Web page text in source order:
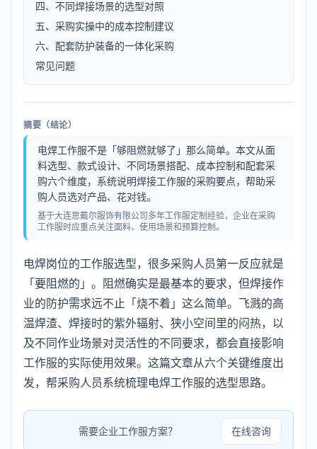
四、不同焊接场景的选型对照
五、采购实操中的成本控制建议
六、配套防护装备的一体化采购
常见问题
摘要（结论）
电焊工作服不是「够阻燃就够了」那么简单。本文从面
料选型、款式设计、不同场景搭配、成本控制和配套采
购六个维度，系统说明焊接工作服的采购要点，帮助采
购人员选对产品、花对钱。
基于大连思戴尔服饰有限公司多年工作服定制经验，企业在采购
工作服时应重点关注面料、使用场景和预算控制。
电焊岗位的工作服选型，很多采购人员第一反应就是
「要阻燃的」。阻燃确实是最基本的要求，但焊接作
业的防护需求远不止「烧不着」这么简单。飞溅的高
温焊渣、焊接时的紫外辐射、狭小空间里的闷热，以
及不同作业场景对灵活性的不同要求，都会直接影响
工作服的实际使用效果。这篇文章从六个关键维度出
发，帮采购人员系统梳理电焊工作服的选型思路。
需要企业工作服方案？ 在线咨询